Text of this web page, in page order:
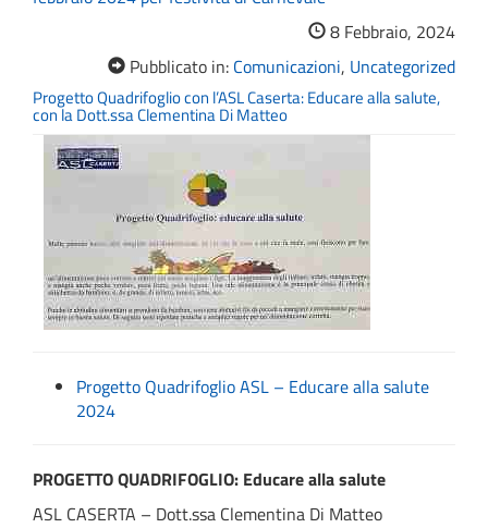
8 Febbraio, 2024
Pubblicato in: Comunicazioni, Uncategorized
Progetto Quadrifoglio con l’ASL Caserta: Educare alla salute,
con la Dott.ssa Clementina Di Matteo
Progetto Quadrifoglio ASL – Educare alla salute
2024
PROGETTO QUADRIFOGLIO: Educare alla salute
ASL CASERTA – Dott.ssa Clementina Di Matteo